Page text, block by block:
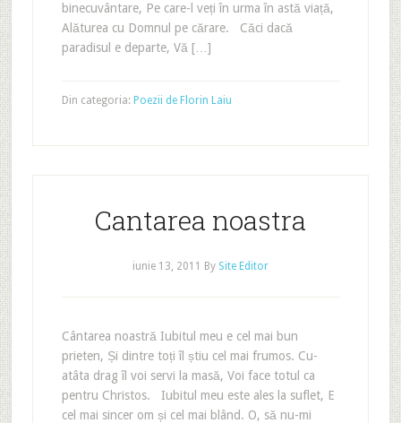
binecuvântare, Pe care-l veți în urma în astă viață,
Alăturea cu Domnul pe cărare. Căci dacă
paradisul e departe, Vă […]
Din categoria: Poezii de Florin Laiu
Cantarea noastra
iunie 13, 2011 By Site Editor
Cântarea noastră Iubitul meu e cel mai bun
prieten, Și dintre toți îl știu cel mai frumos. Cu-
atâta drag îl voi servi la masă, Voi face totul ca
pentru Christos. Iubitul meu este ales la suflet, E
cel mai sincer om și cel mai blând. O, să nu-mi